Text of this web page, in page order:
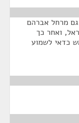
מרחל אברהם
ואחר כך
כדאי לשמוע